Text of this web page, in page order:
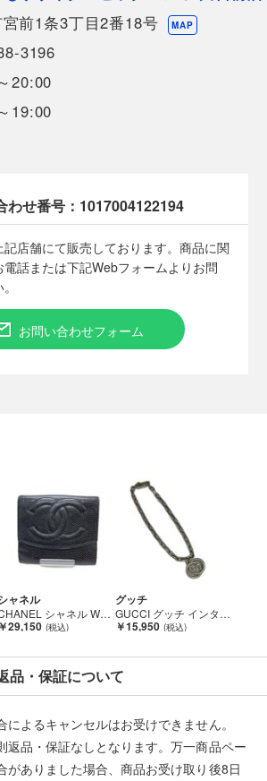
佐川急便 飛脚宅配便100サイズ
連動システムを導入し、店頭や他ネットシ
おりますが、
テムの反映が間に合わず欠品となってしま
毛羽立ち・ほつれ有。
・ご参照下さい。
から買取させていただいた商品であり、
ト）の商品画像や文章を無断盗用した『偽
りますが、
ざいませんのでご注意ください。
前1条3丁目2番18号 MAP
3196
20:00
19:00
わせ番号： 1017004122194
店舗にて販売しております。商品に関
話または下記Webフォームよりお問
お問い合わせフォーム
ャネル
CHANEL シャネル Wホック財布 ココマーク ブラック Bランク
￥29,150
グッチ
GUCCI グッチ インターロッキング ブレスレット 295710-J8400 SILVER925 Bランク
￥15,950
品・保証について
よるキャンセルはお受けできません。
返品・保証なしとなります。万一商品ペー
がありました場合、商品お受け取り後8日